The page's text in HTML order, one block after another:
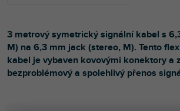
3 metrový symetrický signální kabel s
M) na 6,3 mm jack (stereo, M). Tento
kabel je vybaven kovovými konektory a
bezproblémový a spolehlivý přenos